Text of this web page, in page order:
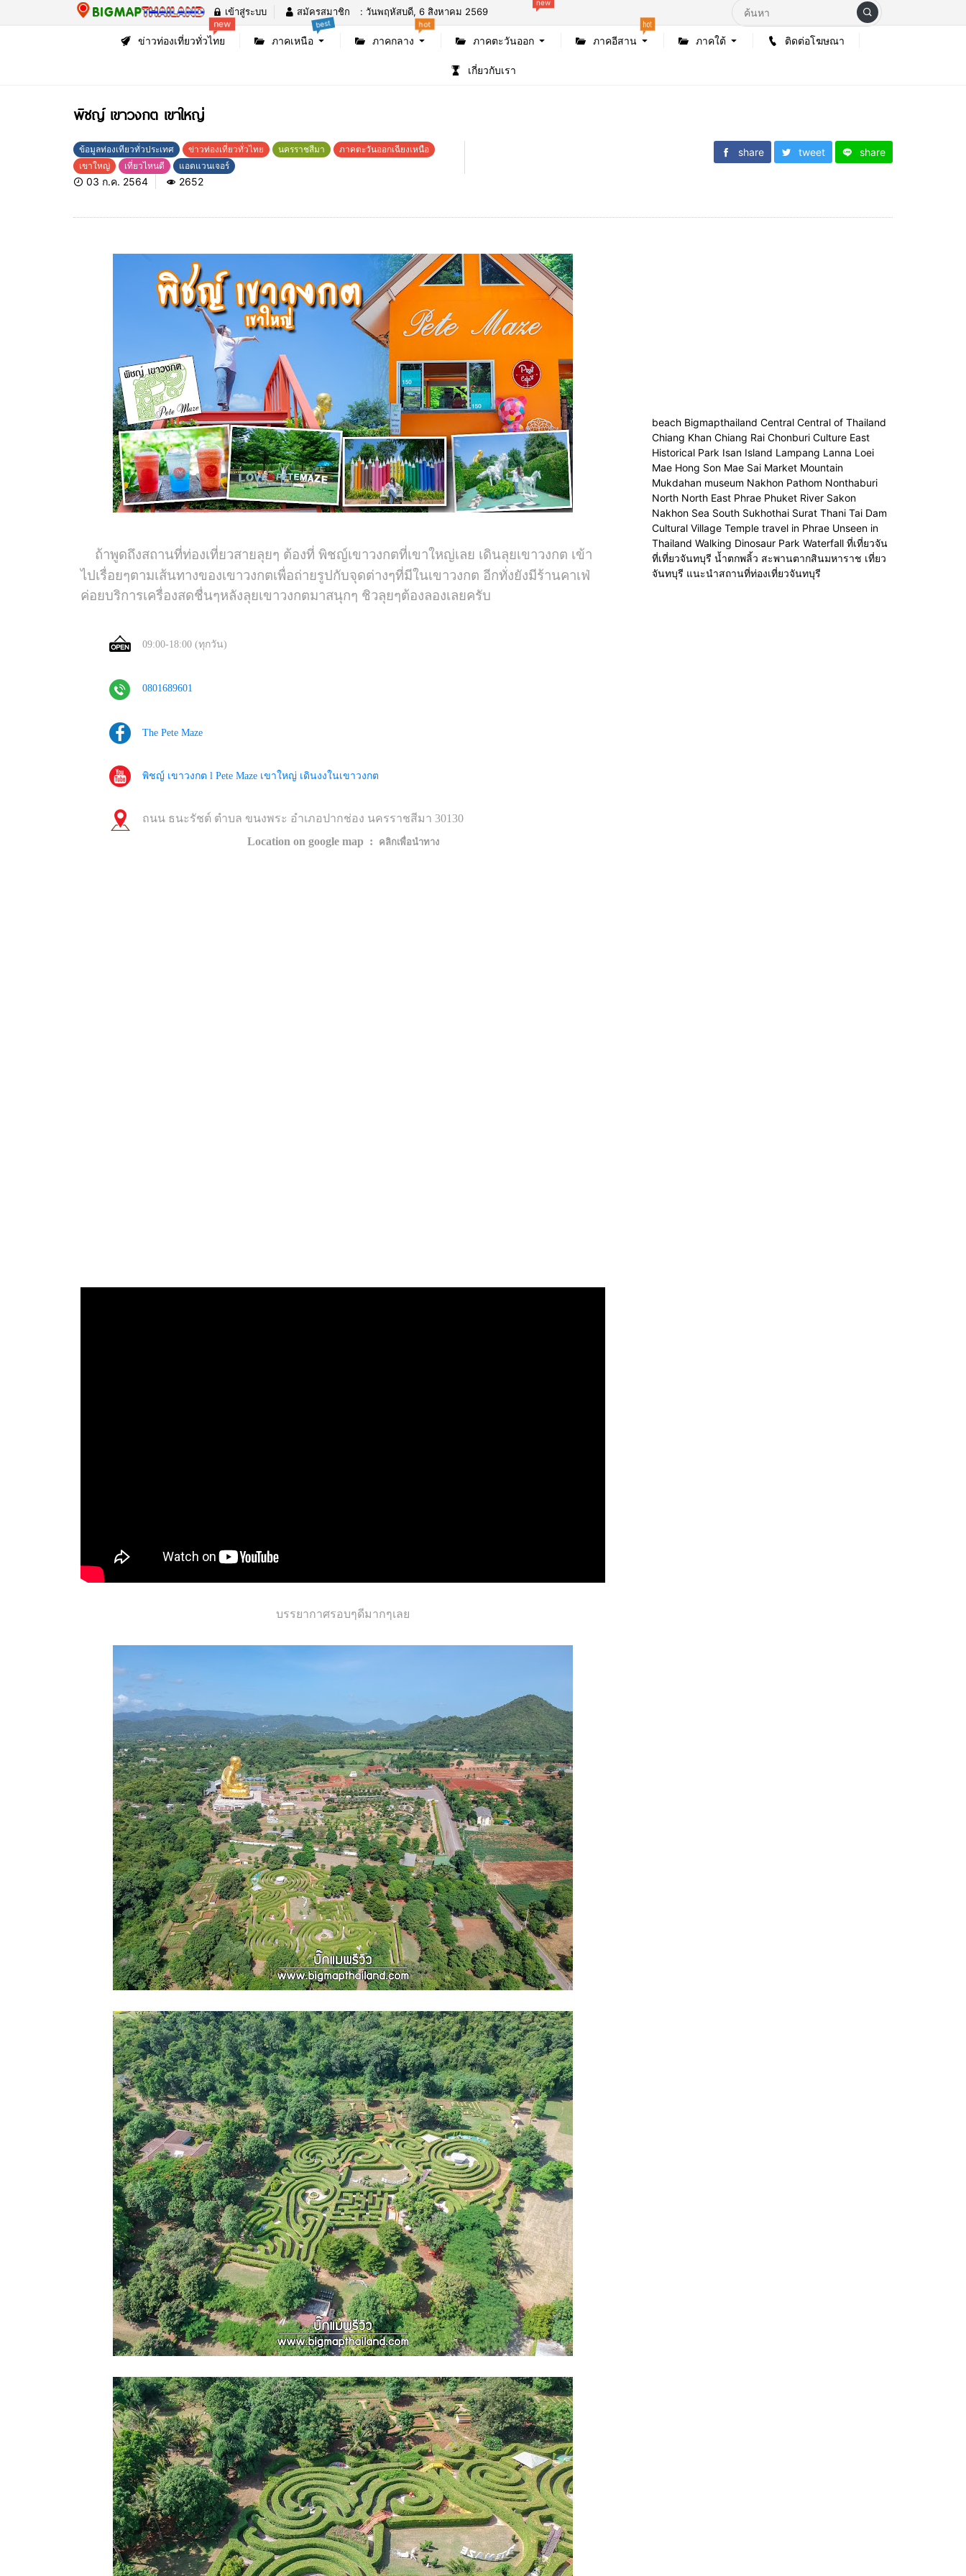
เข้าสู่ระบบ สมัครสมาชิก : วันพฤหัสบดี, 6 สิงหาคม 2569
ข่าวท่องเที่ยวทั่วไทย
new
ภาคเหนือ
best
ภาคกลาง
hot
ภาคตะวันออก
new
ภาคอีสาน
hot
ภาคใต้ ติดต่อโฆษณา
เกี่ยวกับเรา
พิชญ์ เขาวงกต เขาใหญ่
ข้อมูลท่องเทียวทั่วประเทศ ข่าวท่องเที่ยวทั่วไทย นครราชสีมา
ภาคตะวันออกเฉียงเหนือ
เขาใหญ่
เที่ยวไหนดี แอดแวนเจอร์
03 ก.ค. 2564 2652
share tweet share
ถ้าพูดถึงสถานที่ท่องเที่ยวสายลุยๆ ต้องที่ พิชญ์เขาวงกตที่เขาใหญ่เลย เดินลุยเขาวงกต เข้า
ไปเรื่อยๆตามเส้นทางของเขาวงกตเพื่อถ่ายรูปกับจุดต่างๆที่มีในเขาวงกต อีกทั่งยังมีร้านคาเฟ่
ค่อยบริการเครื่องสดชื่นๆหลังลุยเขาวงกตมาสนุกๆ ชิวลุยๆต้องลองเลยครับ
09:00-18:00 (ทุกวัน)
0801689601
The Pete Maze
พิชญ์ เขาวงกต l Pete Maze เขาใหญ่ เดินงงในเขาวงกต
ถนน ธนะรัชต์ ตำบล ขนงพระ อำเภอปากช่อง นครราชสีมา 30130
Location on google map :
คลิกเพื่อนำทาง
บรรยากาศรอบๆดีมากๆเลย
beach Bigmapthailand Central Central of Thailand
Chiang Khan Chiang Rai Chonburi Culture East
Historical Park Isan Island Lampang Lanna Loei
Mae Hong Son Mae Sai Market Mountain
Mukdahan museum Nakhon Pathom Nonthaburi
North North East Phrae Phuket River Sakon
Nakhon Sea South Sukhothai Surat Thani Tai Dam
Cultural Village Temple travel in Phrae Unseen in
Thailand Walking Dinosaur Park Waterfall ที่เที่ยวจัน
ที่เที่ยวจันทบุรี น้ำตกพลิ้ว สะพานตากสินมหาราช เที่ยว
จันทบุรี แนะนำสถานที่ท่องเที่ยวจันทบุรี